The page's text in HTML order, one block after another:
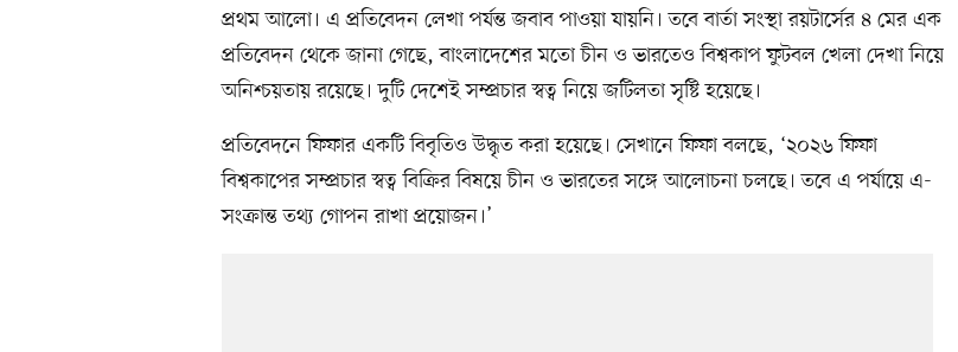
প্রথম আলো। এ প্রতিবেদন লেখা পর্যন্ত জবাব পাওয়া যায়নি। তবে বার্তা সংস্থা রয়টার্সের ৪ মের এক
প্রতিবেদন থেকে জানা গেছে, বাংলাদেশের মতো চীন ও ভারতেও বিশ্বকাপ ফুটবল খেলা দেখা নিয়ে
অনিশ্চয়তায় রয়েছে। দুটি দেশেই সম্প্রচার স্বত্ব নিয়ে জটিলতা সৃষ্টি হয়েছে।
প্রতিবেদনে ফিফার একটি বিবৃতিও উদ্ধৃত করা হয়েছে। সেখানে ফিফা বলছে, ‘২০২৬ ফিফা
বিশ্বকাপের সম্প্রচার স্বত্ব বিক্রির বিষয়ে চীন ও ভারতের সঙ্গে আলোচনা চলছে। তবে এ পর্যায়ে এ-
সংক্রান্ত তথ্য গোপন রাখা প্রয়োজন।’